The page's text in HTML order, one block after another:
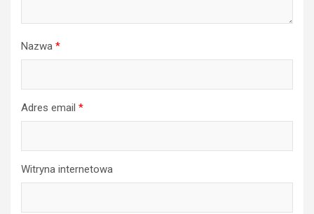
Nazwa *
Adres email *
Witryna internetowa